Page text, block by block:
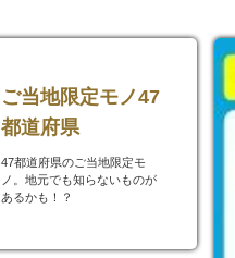
ご当地限定モノ47
都道府県
47都道府県のご当地限定モ
ノ。地元でも知らないものが
あるかも！？